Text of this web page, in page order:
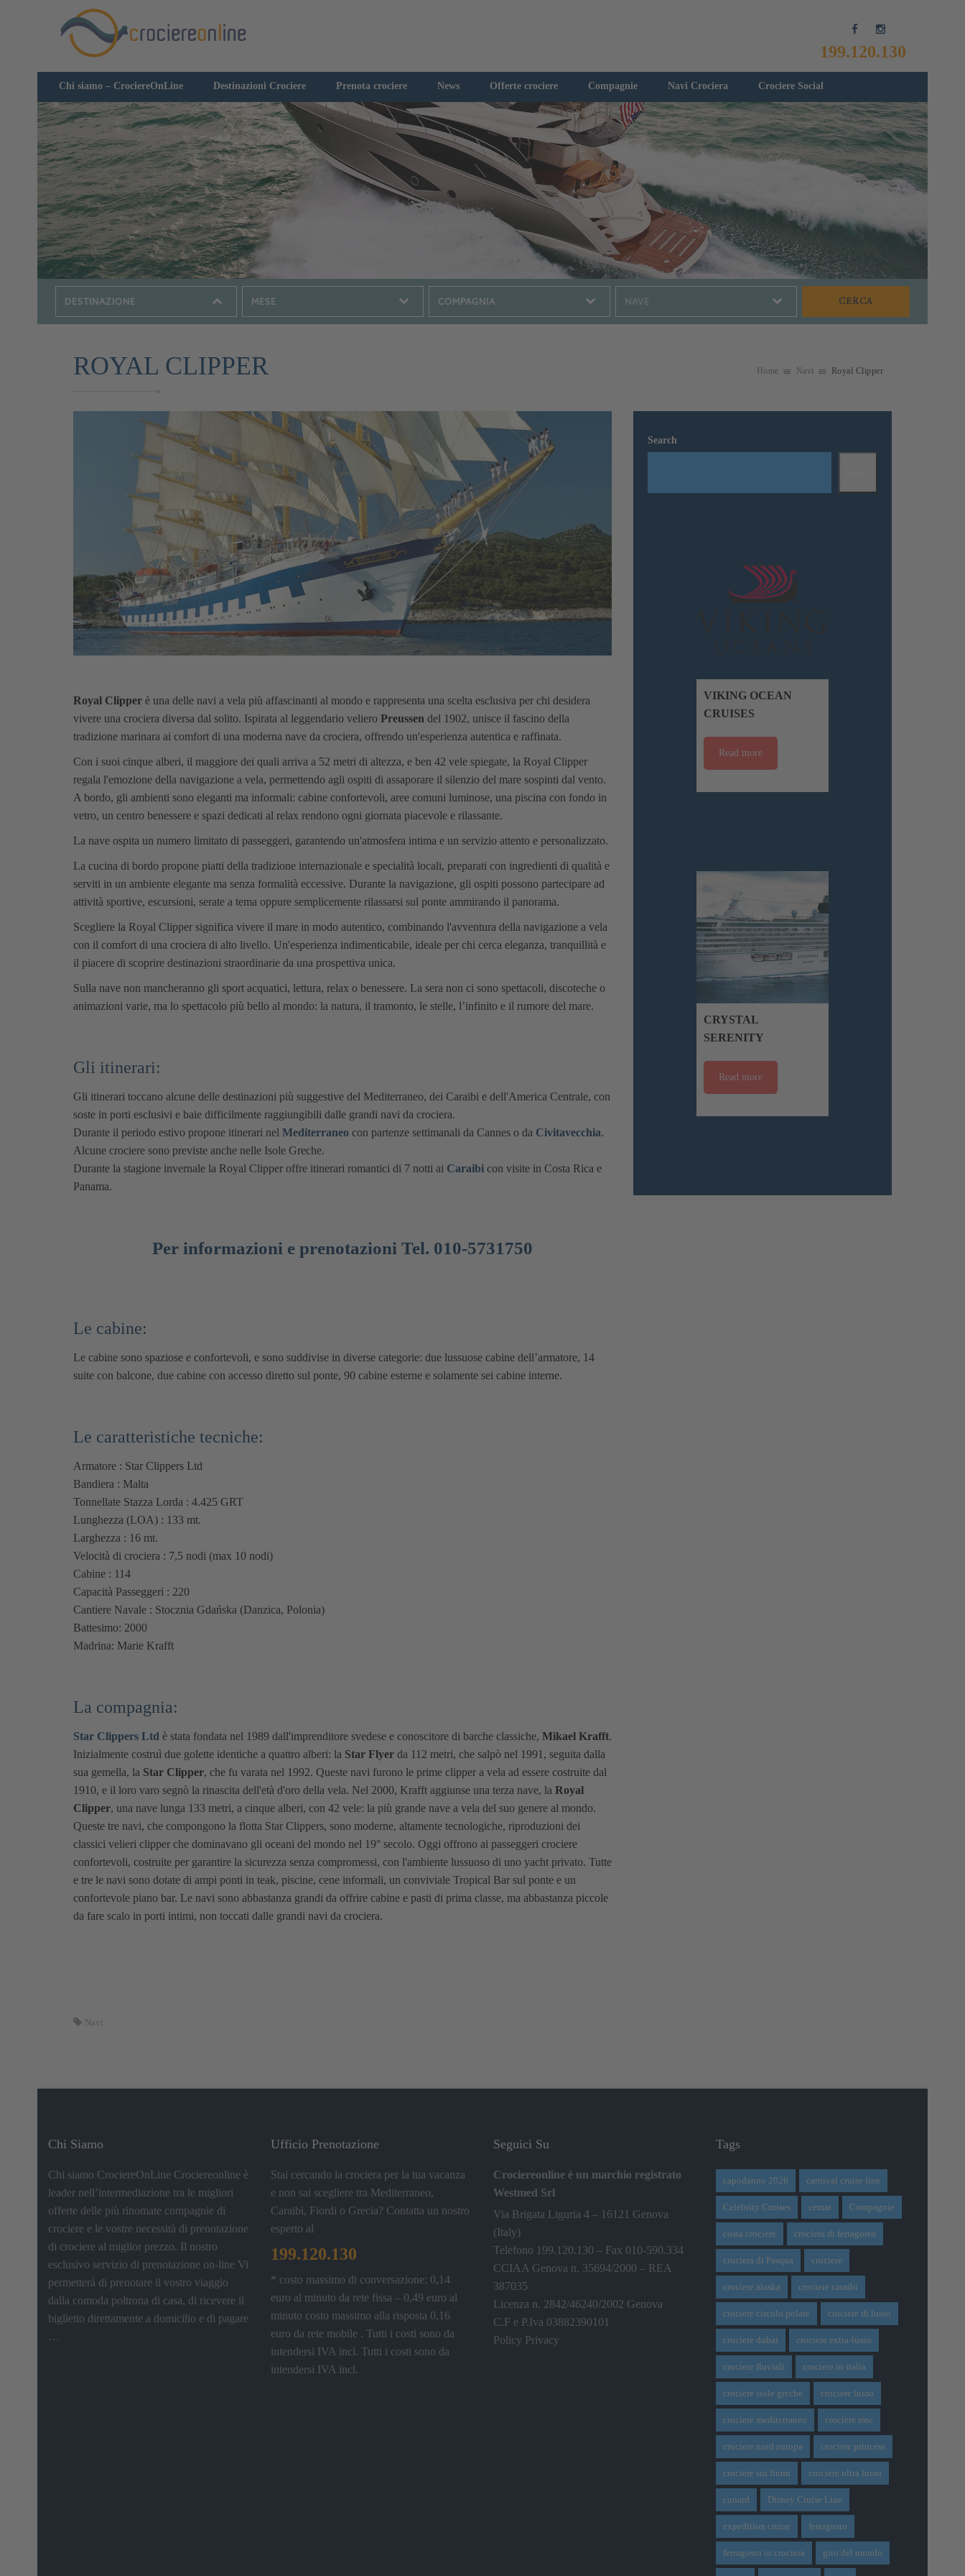
199.120.130
Chi siamo – CrociereOnLine Destinazioni Crociere Prenota crociere News Offerte crociere Compagnie Navi Crociera Crociere Social
ROYAL CLIPPER Home Navi Royal Clipper
Royal Clipper è una delle navi a vela più affascinanti al mondo e rappresenta una scelta esclusiva per chi desidera
vivere una crociera diversa dal solito. Ispirata al leggendario veliero Preussen del 1902, unisce il fascino della
tradizione marinara ai comfort di una moderna nave da crociera, offrendo un'esperienza autentica e raffinata.
Con i suoi cinque alberi, il maggiore dei quali arriva a 52 metri di altezza, e ben 42 vele spiegate, la Royal Clipper
regala l'emozione della navigazione a vela, permettendo agli ospiti di assaporare il silenzio del mare sospinti dal vento.
A bordo, gli ambienti sono eleganti ma informali: cabine confortevoli, aree comuni luminose, una piscina con fondo in
vetro, un centro benessere e spazi dedicati al relax rendono ogni giornata piacevole e rilassante.
La nave ospita un numero limitato di passeggeri, garantendo un'atmosfera intima e un servizio attento e personalizzato.
La cucina di bordo propone piatti della tradizione internazionale e specialità locali, preparati con ingredienti di qualità e
serviti in un ambiente elegante ma senza formalità eccessive. Durante la navigazione, gli ospiti possono partecipare ad
attività sportive, escursioni, serate a tema oppure semplicemente rilassarsi sul ponte ammirando il panorama.
Scegliere la Royal Clipper significa vivere il mare in modo autentico, combinando l'avventura della navigazione a vela
con il comfort di una crociera di alto livello. Un'esperienza indimenticabile, ideale per chi cerca eleganza, tranquillità e
il piacere di scoprire destinazioni straordinarie da una prospettiva unica.
Sulla nave non mancheranno gli sport acquatici, lettura, relax o benessere. La sera non ci sono spettacoli, discoteche o
animazioni varie, ma lo spettacolo più bello al mondo: la natura, il tramonto, le stelle, l’infinito e il rumore del mare.
Gli itinerari:
Gli itinerari toccano alcune delle destinazioni più suggestive del Mediterraneo, dei Caraibi e dell'America Centrale, con
soste in porti esclusivi e baie difficilmente raggiungibili dalle grandi navi da crociera.
Durante il periodo estivo propone itinerari nel Mediterraneo con partenze settimanali da Cannes o da Civitavecchia.
Alcune crociere sono previste anche nelle Isole Greche.
Durante la stagione invernale la Royal Clipper offre itinerari romantici di 7 notti ai Caraibi con visite in Costa Rica e
Panama.
Per informazioni e prenotazioni Tel. 010-5731750
Le cabine:
Le cabine sono spaziose e confortevoli, e sono suddivise in diverse categorie: due lussuose cabine dell’armatore, 14
suite con balcone, due cabine con accesso diretto sul ponte, 90 cabine esterne e solamente sei cabine interne.
Le caratteristiche tecniche:
Armatore : Star Clippers Ltd
Bandiera : Malta
Tonnellate Stazza Lorda : 4.425 GRT
Lunghezza (LOA) : 133 mt.
Larghezza : 16 mt.
Velocità di crociera : 7,5 nodi (max 10 nodi)
Cabine : 114
Capacità Passeggeri : 220
Cantiere Navale : Stocznia Gdańska (Danzica, Polonia)
Battesimo: 2000
Madrina: Marie Krafft
La compagnia:
Star Clippers Ltd è stata fondata nel 1989 dall'imprenditore svedese e conoscitore di barche classiche, Mikael Krafft.
Inizialmente costruì due golette identiche a quattro alberi: la Star Flyer da 112 metri, che salpò nel 1991, seguita dalla
sua gemella, la Star Clipper, che fu varata nel 1992. Queste navi furono le prime clipper a vela ad essere costruite dal
1910, e il loro varo segnò la rinascita dell'età d'oro della vela. Nel 2000, Krafft aggiunse una terza nave, la Royal
Clipper, una nave lunga 133 metri, a cinque alberi, con 42 vele: la più grande nave a vela del suo genere al mondo.
Queste tre navi, che compongono la flotta Star Clippers, sono moderne, altamente tecnologiche, riproduzioni dei
classici velieri clipper che dominavano gli oceani del mondo nel 19° secolo. Oggi offrono ai passeggeri crociere
confortevoli, costruite per garantire la sicurezza senza compromessi, con l'ambiente lussuoso di uno yacht privato. Tutte
e tre le navi sono dotate di ampi ponti in teak, piscine, cene informali, un conviviale Tropical Bar sul ponte e un
confortevole piano bar. Le navi sono abbastanza grandi da offrire cabine e pasti di prima classe, ma abbastanza piccole
da fare scalo in porti intimi, non toccati dalle grandi navi da crociera.
Navi
Search
VIKING OCEAN
CRUISES
Read more
CRYSTAL
SERENITY
Read more
Chi Siamo
Chi siamo CrociereOnLine Crociereonline è
leader nell’intermediazione tra le migliori
offerte delle più rinomate compagnie di
crociere e le vostre necessità di prenotazione
di crociere al miglior prezzo. Il nostro
esclusivo servizio di prenotazione on-line Vi
permetterà di prenotare il vostro viaggio
dalla comoda poltrona di casa, di ricevere il
biglietto direttamente a domicilio e di pagare
…
Ufficio Prenotazione
Stai cercando la crociera per la tua vacanza
e non sai scegliere tra Mediterraneo,
Caraibi, Fiordi o Grecia? Contatta un nostro
esperto al
199.120.130
* costo massimo di conversazione: 0,14
euro al minuto da rete fissa – 0,49 euro al
minuto costo massimo alla risposta 0,16
euro da rete mobile . Tutti i costi sono da
intendersi IVA incl. Tutti i costi sono da
intendersi IVA incl.
Seguici Su
Crociereonline è un marchio registrato
Westmed Srl
Via Brigata Liguria 4 – 16121 Genova
(Italy)
Telefono 199.120.130 – Fax 010-590.334
CCIAA Genova n. 35694/2000 – REA
387035
Licenza n. 2842/46240/2002 Genova
C.F e P.Iva 03882390101
Policy Privacy
Tags
capodanno 2026 carnival cruise line
Celebrity Cruises cemar Compagnie
costa crociere crociera di ferragosto
crociera di Pasqua crociere
crociere alaska crociere caraibi
crociere circolo polare crociere di lusso
crociere dubai crociere extra-lusso
crociere fluviali crociere in italia
crociere isole greche crociere lusso
crociere mediterraneo crociere msc
crociere nord europa crociere princess
crociere sui fiumi crociere ultra lusso
cunard Disney Cruise Line
expedition cruise ferragosto
ferragosto in crociera giro del mondo